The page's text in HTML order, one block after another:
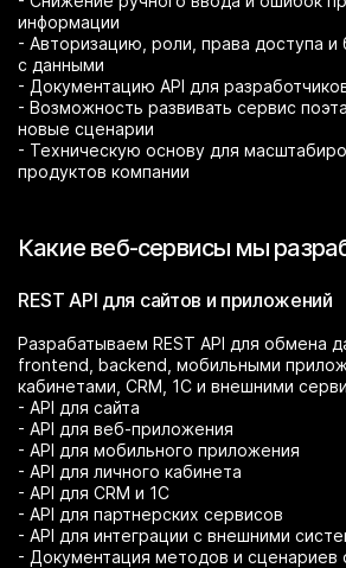
информации
- Авторизацию, роли, права доступа и
с данными
- Документацию API для
- Возможность развивать сервис
новые сценарии
- Техническую основу для
продуктов компании
Какие веб-сервисы мы
REST API для сайтов и приложений
Разрабатываем REST API для обмена
frontend, backend, мобильными
кабинетами, CRM, 1С и внешними
- API для сайта
- API для веб-приложения
- API для мобильного приложения
- API для личного кабинета
- API для CRM и 1С
- API для партнерских сервисов
- API для интеграции с внешними
- Документация методов и сценариев